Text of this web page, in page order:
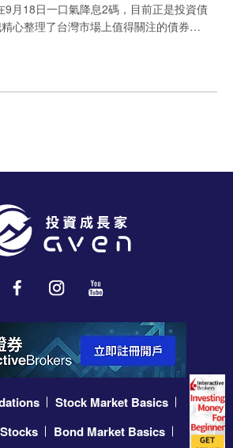
9月18日一口氣降息2碼，目前正是投資債
心整理了台灣市場上值得關注的債券型
模排名和績效進行了詳細比較。 在公司
Stock Market Basics
Bond Market Basics